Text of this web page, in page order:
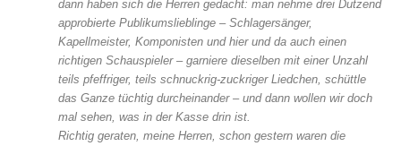
dann haben sich die Herren gedacht: man nehme drei Dutzend
approbierte Publikumslieblinge – Schlagersänger,
Kapellmeister, Komponisten und hier und da auch einen
richtigen Schauspieler – garniere dieselben mit einer Unzahl
teils pfeffriger, teils schnuckrig-zuckriger Liedchen, schüttle
das Ganze tüchtig durcheinander – und dann wollen wir doch
mal sehen, was in der Kasse drin ist.
Richtig geraten, meine Herren, schon gestern waren die